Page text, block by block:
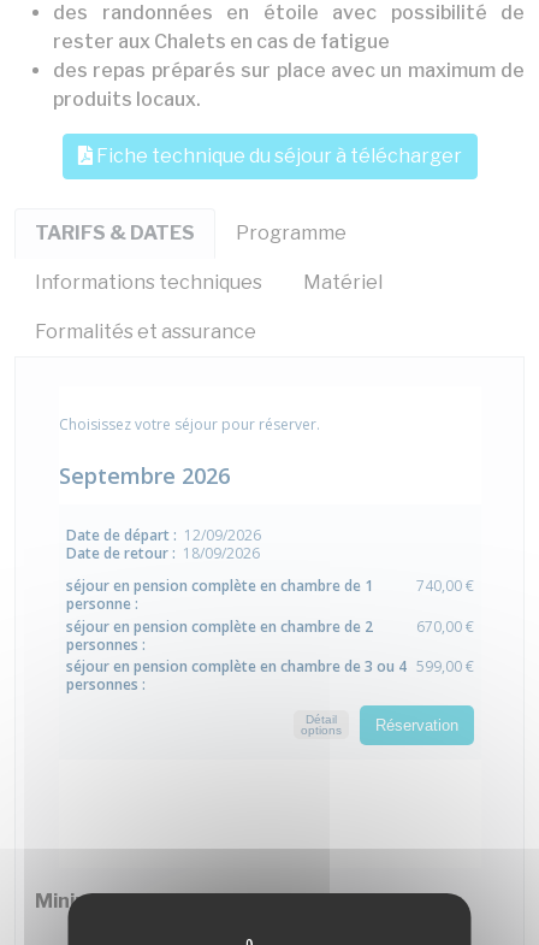
des randonnées en étoile avec possibilité de
rester aux Chalets en cas de fatigue
des repas préparés sur place avec un maximum de
produits locaux.
Fiche technique du séjour à télécharger
TARIFS & DATES Programme
Informations techniques Matériel
Formalités et assurance
Minimum de participants : 8.